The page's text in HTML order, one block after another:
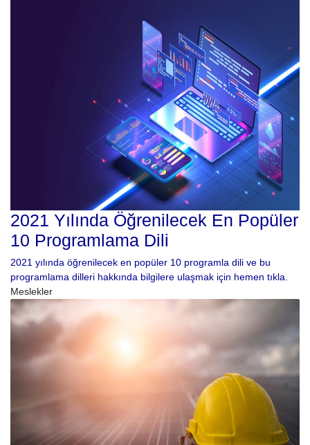
2021 Yılında Öğrenilecek En Popüler
10 Programlama Dili
2021 yılında öğrenilecek en popüler 10 programla dili ve bu
programlama dilleri hakkında bilgilere ulaşmak için hemen tıkla.
Meslekler